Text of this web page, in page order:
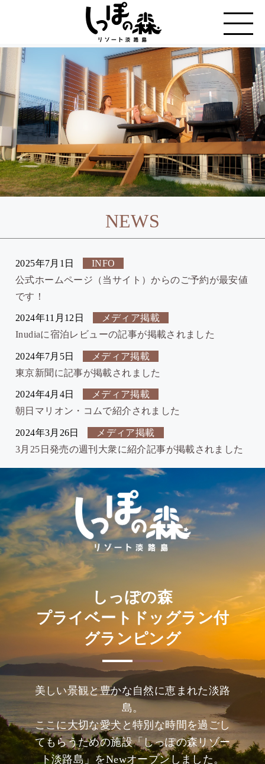
NEWS
2025年7月1日
INFO
公式ホームページ（当サイト）からのご予約が最安値
です！
2024年11月12日
メディア掲載
Inudiaに宿泊レビューの記事が掲載されました
2024年7月5日
メディア掲載
東京新聞に記事が掲載されました
2024年4月4日
メディア掲載
朝日マリオン・コムで紹介されました
2024年3月26日
メディア掲載
3月25日発売の週刊大衆に紹介記事が掲載されました
しっぽの森
プライベートドッグラン付
グランピング
美しい景観と豊かな自然に恵まれた淡路
島。
ここに大切な愛犬と特別な時間を過ごし
てもらうための施設「しっぽの森リゾー
ト淡路島」をNewオープンしました。